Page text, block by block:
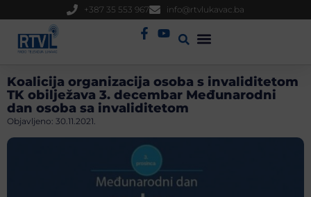
+387 35 553 967 info@rtvlukavac.ba
Koalicija organizacija osoba s invaliditetom
TK obilježava 3. decembar Međunarodni
dan osoba sa invaliditetom
Objavljeno: 30.11.2021.